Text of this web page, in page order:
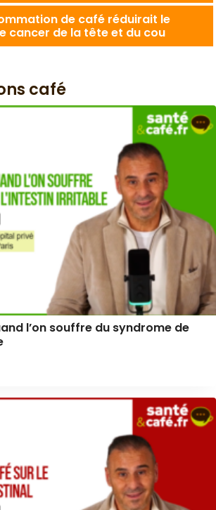
de café réduirait le
cancer de la tête et du cou
café
l’on souffre du syndrome de